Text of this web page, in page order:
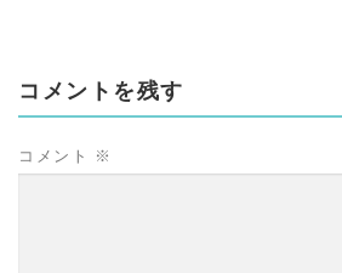
コメントを残す
コメント ※